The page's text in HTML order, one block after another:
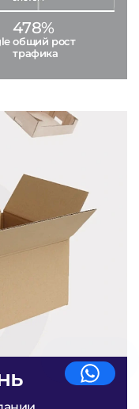
478%
общий рост
трафика